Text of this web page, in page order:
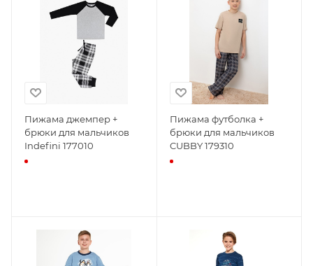
Пижама джемпер +
брюки для мальчиков
Indefini 177010
Пижама футболка +
брюки для мальчиков
CUBBY 179310